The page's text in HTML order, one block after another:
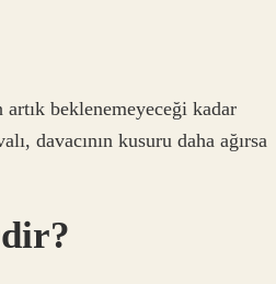
beklenemeyeceği kadar
davacının kusuru daha ağırsa